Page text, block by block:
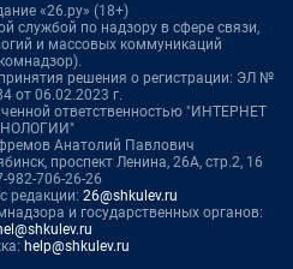
«26.ру» (18+)
службой по надзору в сфере связи,
и массовых коммуникаций
решения о регистрации: ЭЛ №
от 06.02.2023 г.
ответственностью "ИНТЕРНЕТ
Анатолий Павлович
проспект Ленина, 26А, стр.2, 16
982-706-26-26
редакции: 26@shkulev.ru
и государственных органов:
help@shkulev.ru